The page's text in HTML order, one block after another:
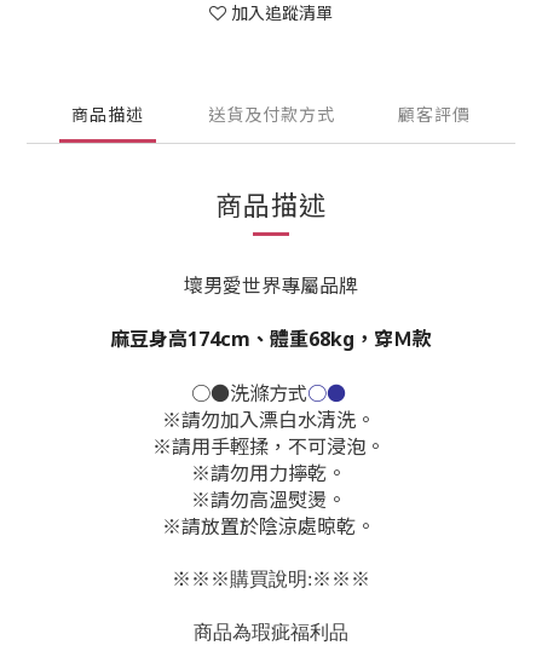
加入追蹤清單
商品描述 送貨及付款方式 顧客評價
商品描述
壞男愛世界專屬品牌
麻豆身高174cm、體重68kg，穿Ｍ款
○●洗滌方式○●
※請勿加入漂白水清洗。
※請用手輕揉，不可浸泡。
※請勿用力擰乾。
※請勿高溫熨燙。
※請放置於陰涼處晾乾。
※※※購買說明:※※※
商品為瑕疵福利品